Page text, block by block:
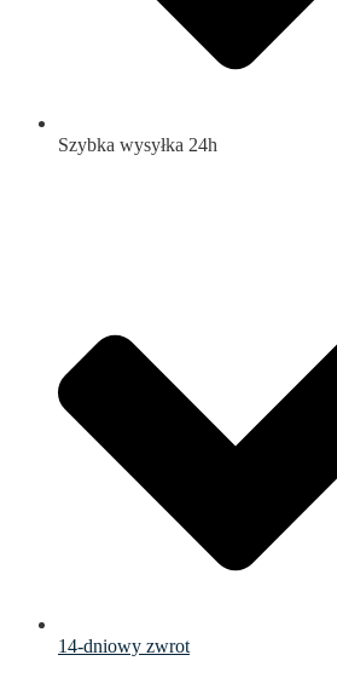
Szybka wysyłka 24h
14-dniowy zwrot